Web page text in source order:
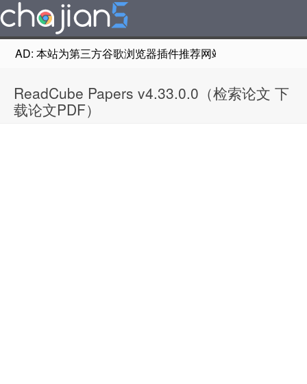
AD: 本站为第三方谷歌浏览器插件推荐网站，非Google
ReadCube Papers v4.33.0.0（检索论文 下
载论文PDF）